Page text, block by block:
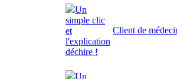
Un
simple clic
et
l'explication
déchire !
Client de
Un